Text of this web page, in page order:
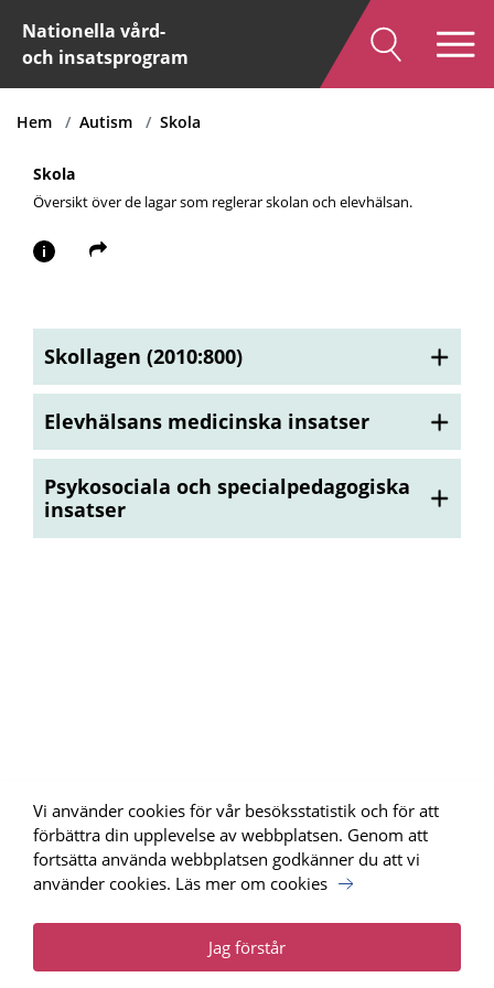
Nationella vård-
och insatsprogram
Hem Autism Skola
Skola
Översikt över de lagar som reglerar skolan och elevhälsan.
i
Skollagen (2010:800)
Elevhälsans medicinska insatser
Psykosociala och specialpedagogiska
insatser
Vi använder cookies för vår besöksstatistik och för att
förbättra din upplevelse av webbplatsen. Genom att
fortsätta använda webbplatsen godkänner du att vi
använder cookies. Läs mer om cookies
Jag förstår
Nationellt programområde psykisk hälsa.